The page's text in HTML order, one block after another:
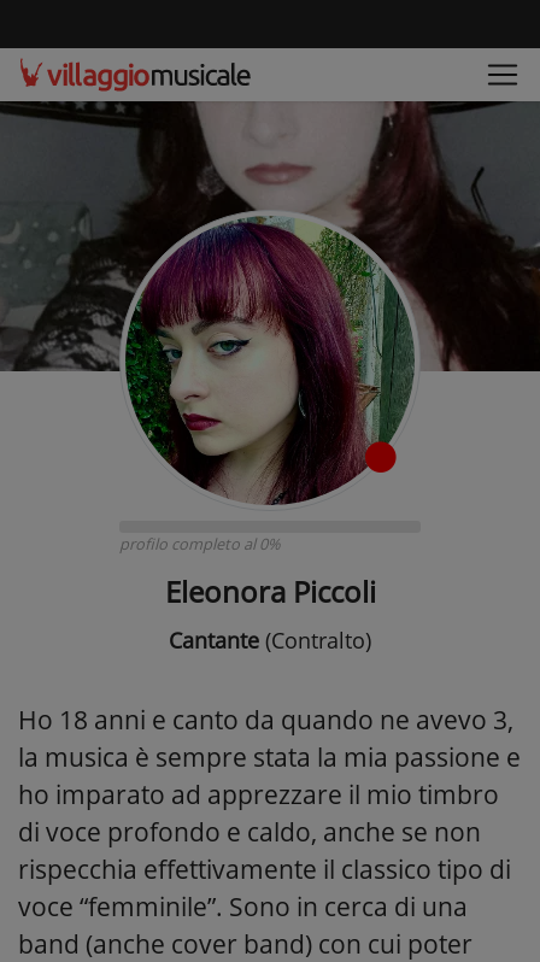
profilo completo al 0%
Eleonora Piccoli
Cantante (Contralto)
Ho 18 anni e canto da quando ne avevo 3,
la musica è sempre stata la mia passione e
ho imparato ad apprezzare il mio timbro
di voce profondo e caldo, anche se non
rispecchia effettivamente il classico tipo di
voce “femminile”. Sono in cerca di una
band (anche cover band) con cui poter